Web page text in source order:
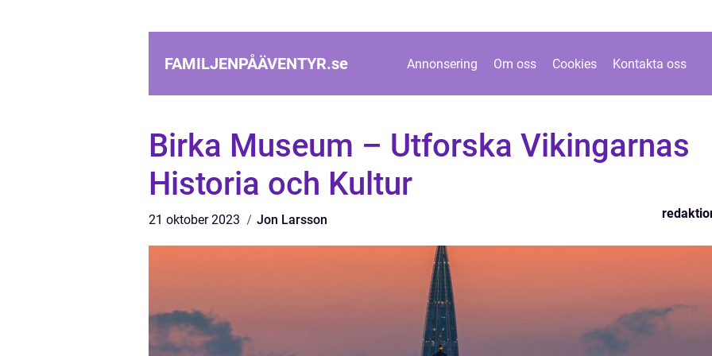
FAMILJENPÅÄVENTYR.se Annonsering Om oss Cookies Kontakta oss
Birka Museum – Utforska Vikingarnas
Historia och Kultur
21 oktober 2023 Jon Larsson